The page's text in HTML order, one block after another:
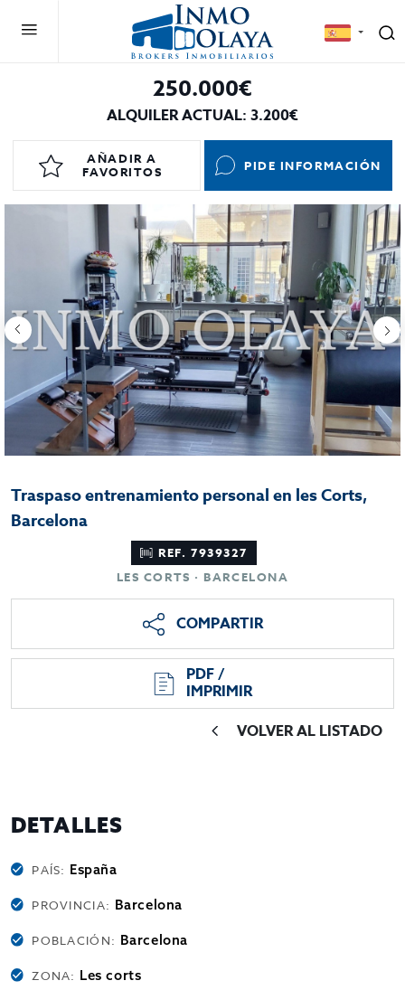
250.000€
ALQUILER ACTUAL: 3.200€
AÑADIR A
FAVORITOS
PIDE INFORMACIÓN
Traspaso entrenamiento personal en les Corts,
Barcelona
REF. 7939327
LES CORTS · BARCELONA
COMPARTIR
PDF /
IMPRIMIR
VOLVER AL LISTADO
DETALLES
PAÍS: España
PROVINCIA: Barcelona
POBLACIÓN: Barcelona
ZONA: Les corts